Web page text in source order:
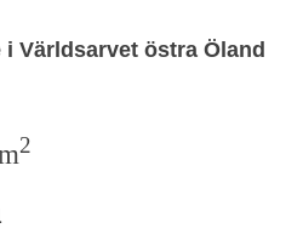
Världsarvet östra Öland
2